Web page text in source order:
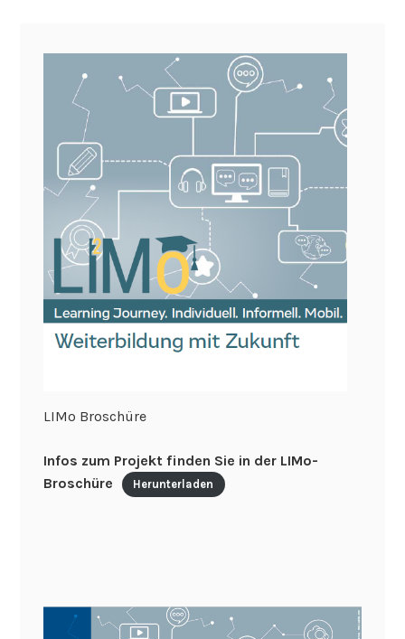
LIMo Broschüre
Infos zum Projekt finden Sie in der LIMo-
Broschüre
Herunterladen